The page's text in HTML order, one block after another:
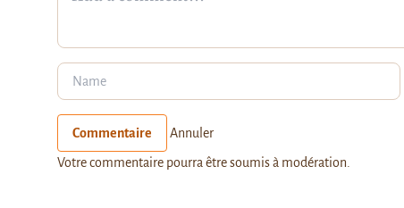
Commentaire Annuler
Votre commentaire pourra être soumis à modération.